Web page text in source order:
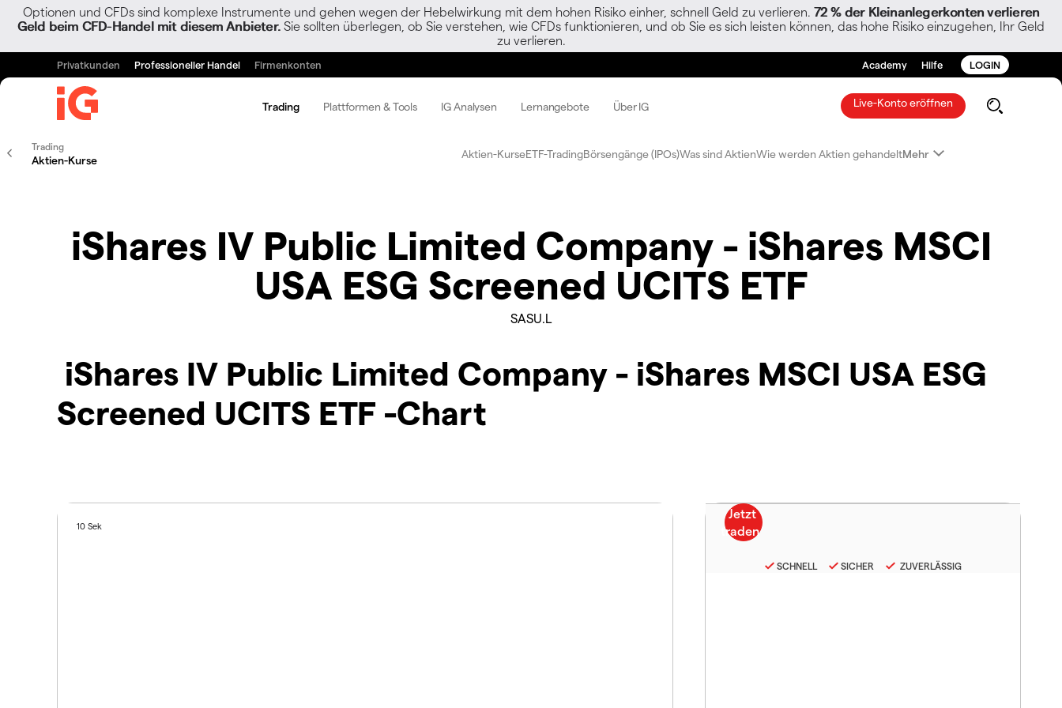
Optionen und CFDs sind komplexe Instrumente und gehen wegen der Hebelwirkung mit dem hohen Risiko einher, schnell Geld zu verlieren. 72 % der Kleinanlegerkonten verlieren
Geld beim CFD-Handel mit diesem Anbieter. Sie sollten überlegen, ob Sie verstehen, wie CFDs funktionieren, und ob Sie es sich leisten können, das hohe Risiko einzugehen, Ihr Geld
zu verlieren.
Privatkunden Professioneller Handel Firmenkonten Academy Hilfe LOGIN
Trading Plattformen & Tools IG Analysen Lernangebote Über IG Live-Konto eröffnen
Trading
Aktien-Kurse Aktien-KurseETF-TradingBörsengänge (IPOs)Was sind AktienWie werden Aktien gehandeltMehr
iShares IV Public Limited Company - iShares MSCI
USA ESG Screened UCITS ETF
SASU.L
iShares IV Public Limited Company - iShares MSCI USA ESG
Screened UCITS ETF -Chart
10 Sek
SCHNELL SICHER ZUVERLÄSSIG